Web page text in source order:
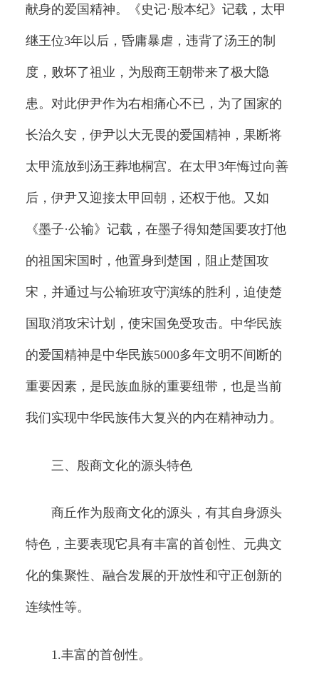
献身的爱国精神。《史记·殷本纪》记载，太甲
继王位3年以后，昏庸暴虐，违背了汤王的制
度，败坏了祖业，为殷商王朝带来了极大隐
患。对此伊尹作为右相痛心不已，为了国家的
长治久安，伊尹以大无畏的爱国精神，果断将
太甲流放到汤王葬地桐宫。在太甲3年悔过向善
后，伊尹又迎接太甲回朝，还权于他。又如
《墨子·公输》记载，在墨子得知楚国要攻打他
的祖国宋国时，他置身到楚国，阻止楚国攻
宋，并通过与公输班攻守演练的胜利，迫使楚
国取消攻宋计划，使宋国免受攻击。中华民族
的爱国精神是中华民族5000多年文明不间断的
重要因素，是民族血脉的重要纽带，也是当前
我们实现中华民族伟大复兴的内在精神动力。
三、殷商文化的源头特色
商丘作为殷商文化的源头，有其自身源头
特色，主要表现它具有丰富的首创性、元典文
化的集聚性、融合发展的开放性和守正创新的
连续性等。
1.丰富的首创性。